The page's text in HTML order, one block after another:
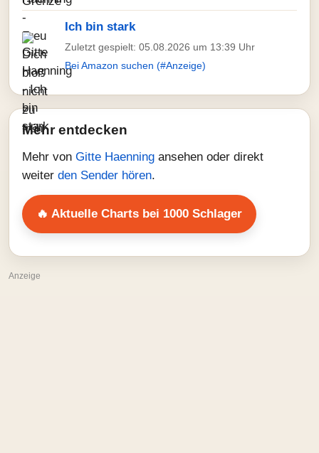
Ich bin stark
Zuletzt gespielt: 05.08.2026 um 13:39 Uhr
Bei Amazon suchen (#Anzeige)
Mehr entdecken
Mehr von Gitte Haenning ansehen oder direkt
weiter den Sender hören.
🔥 Aktuelle Charts bei 1000 Schlager
Anzeige